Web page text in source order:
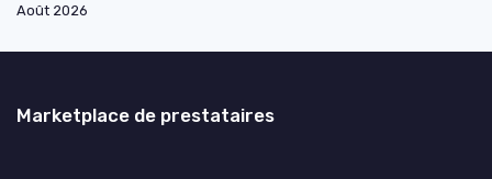
Août 2026
Marketplace de prestataires